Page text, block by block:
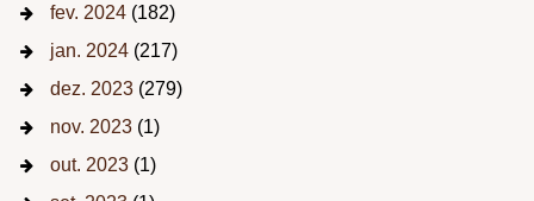
fev. 2024 (182)
jan. 2024 (217)
dez. 2023 (279)
nov. 2023 (1)
out. 2023 (1)